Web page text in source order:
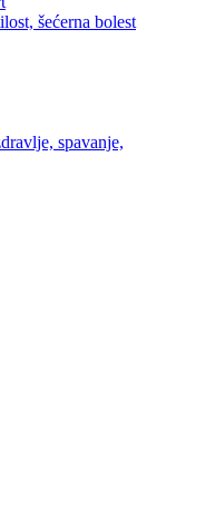
šećerna bolest
spavanje,